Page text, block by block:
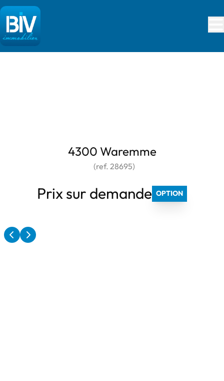
Aller au contenu principal
4300 Waremme
(ref.28695)
Prix sur demande OPTION